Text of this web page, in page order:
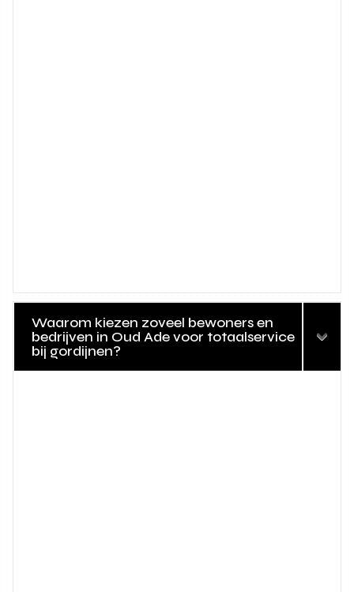
Waarom kiezen zoveel bewoners en
bedrijven in Oud Ade voor totaalservice
bij gordijnen?